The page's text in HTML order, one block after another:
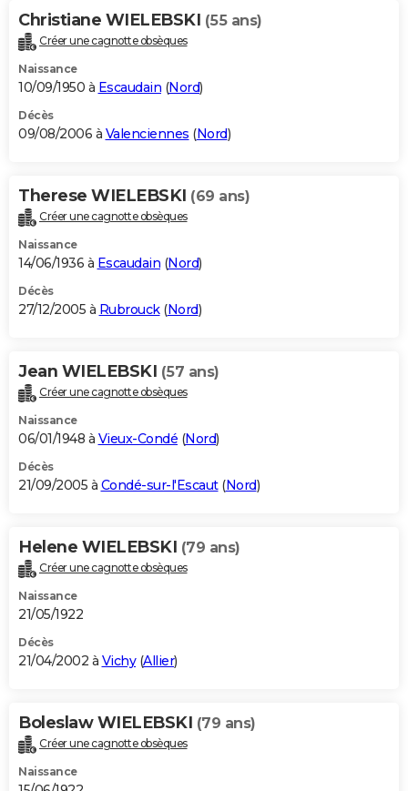
Christiane WIELEBSKI (55 ans)
Créer une cagnotte obsèques
Naissance
10/09/1950 à Escaudain (Nord)
Décès
09/08/2006 à Valenciennes (Nord)
Therese WIELEBSKI (69 ans)
Créer une cagnotte obsèques
Naissance
14/06/1936 à Escaudain (Nord)
Décès
27/12/2005 à Rubrouck(Nord)
Jean WIELEBSKI (57 ans)
Créer une cagnotte obsèques
Naissance
06/01/1948 à Vieux-Condé (Nord)
Décès
21/09/2005 à Condé-sur-l'Escaut(Nord)
Helene WIELEBSKI (79 ans)
Créer une cagnotte obsèques
Naissance
21/05/1922
Décès
21/04/2002 à Vichy(Allier)
Boleslaw WIELEBSKI (79 ans)
Créer une cagnotte obsèques
Naissance